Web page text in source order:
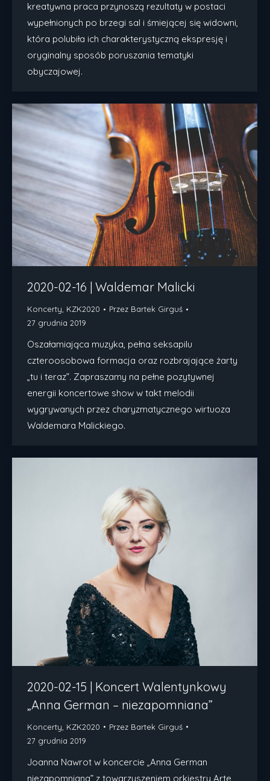
kreatywna praca przynoszą rezultaty w postaci
wypełnionych po brzegi sal i śmiejącej się widowni,
która polubiła ich charakterystyczną ekspresję i
oryginalny sposób poruszania tematyki
obyczajowej.
2020-02-16 | Waldemar Malicki
Koncerty, KZK2020 Przez Bartek Girguś
27 grudnia 2019
Oszałamiająca muzyka, pełna seksapilu
czteroosobowa formacja oraz rozbrajające żarty
„tu i teraz”. Zapraszamy na pełne pozytywnej
energii koncertowe show w takt melodii
wygrywanych przez charyzmatycznego wirtuoza
Waldemara Malickiego.
2020-02-15 | Koncert Walentynkowy
„Anna German – niezapomniana”
Koncerty KZK2020 Przez Bartek Girguś
27 grudnia 2019
Joanna Nawrot w koncercie „Anna German
niezapomniana” z towarzyszeniem orkiestry Arte